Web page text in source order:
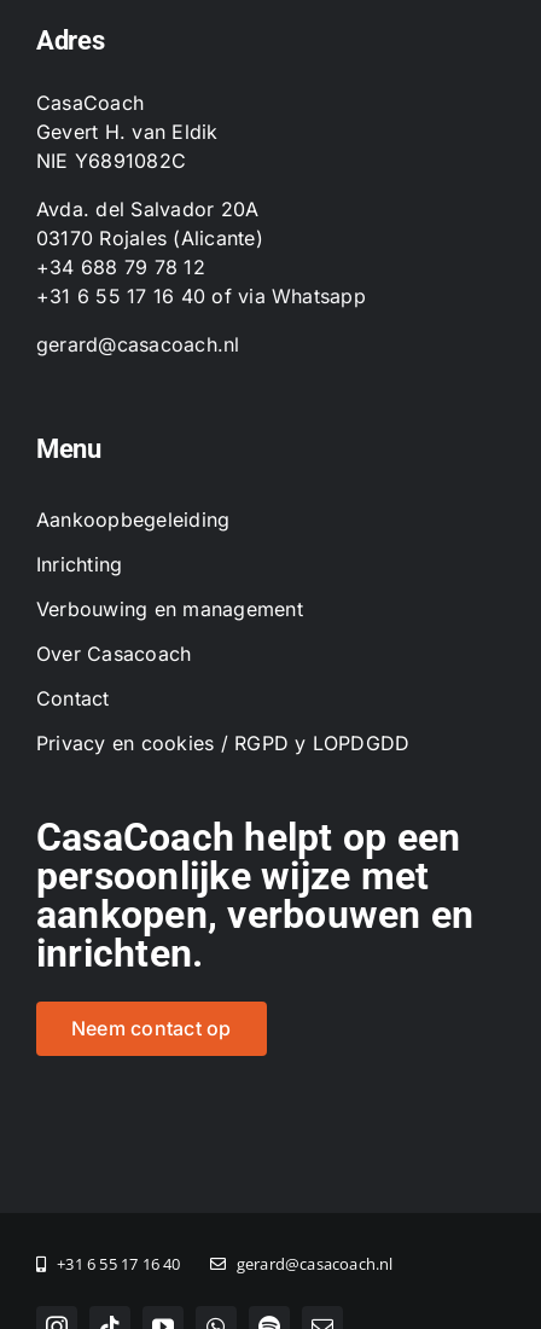
Adres
CasaCoach
Gevert H. van Eldik
NIE Y6891082C
Avda. del Salvador 20A
03170 Rojales (Alicante)
+34 688 79 78 12
+31 6 55 17 16 40 ofvia Whatsapp
gerard@casacoach.nl
Menu
Aankoopbegeleiding
Inrichting
Verbouwing en management
Over Casacoach
Contact
Privacy en cookies / RGPD y LOPDGDD
CasaCoach helpt op een
persoonlijke wijze met
aankopen, verbouwen en
inrichten.
Neem contact op
+31 6 55 17 16 40 gerard@casacoach.nl